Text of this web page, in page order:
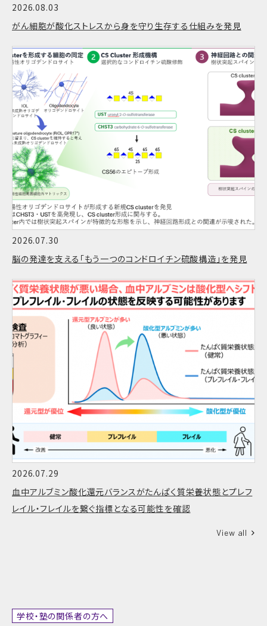
2026.08.03
がん細胞が酸化ストレスから身を守り生存する仕組みを発見
2026.07.30
脳の発達を支える「もう一つのコンドロイチン硫酸構造」を発見
2026.07.29
血中アルブミン酸化還元バランスがたんぱく質栄養状態とプレフ
レイル・フレイルを繋ぐ指標となる可能性を確認
View all
学校・塾の関係者の方へ